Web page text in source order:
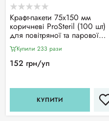
Крафт-пакети 75х150 мм
коричневі ProSteril (100 шт)
для повітряної та парової
стерилізації, з індикатором 4
класу
Купили 233 рази
152 грн/уп
КУПИТИ